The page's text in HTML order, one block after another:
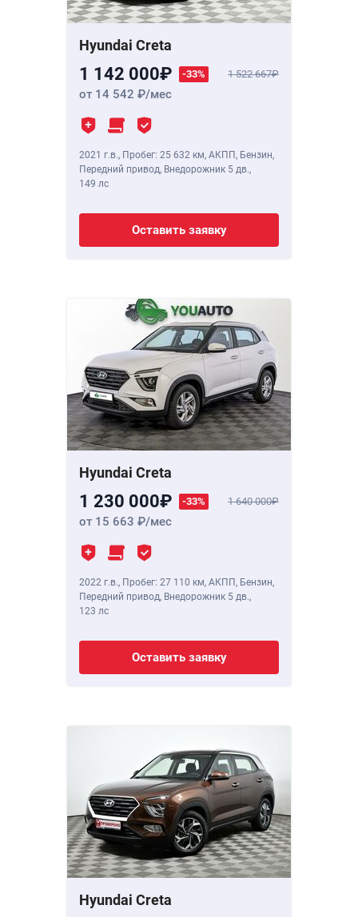
Hyundai Creta
1 142 000 -33% 1 522 667
от 14 542 /мес
2021 г.в., Пробег: 25 632 км, АКПП, Бензин,
Передний привод, Внедорожник 5 дв.,
149 лс
Оставить заявку
Hyundai Creta
1 230 000 -33% 1 640 000
от 15 663 /мес
2022 г.в., Пробег: 27 110 км, АКПП, Бензин,
Передний привод, Внедорожник 5 дв.,
123 лс
Оставить заявку
Hyundai Creta